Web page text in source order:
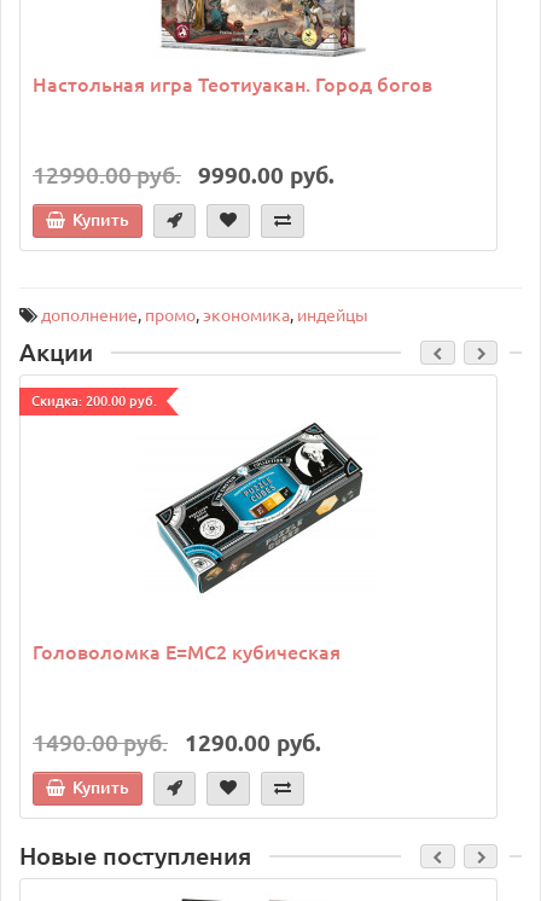
Настольная игра Теотиуакан. Город богов
12990.00 руб. 9990.00 руб.
Купить
дополнение, промо, экономика, индейцы
Акции
Cкидка: 200.00 руб.
Головоломка E=MC2 кубическая
1490.00 руб. 1290.00 руб.
Купить
Новые поступления